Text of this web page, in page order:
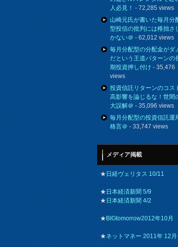
人必見！- 72,285 views
山崎元氏が書いた毎月分
型投信の批判には稚拙さ
かない＠- 62,012 views
毎月分配型の分配金がダ
だという王道パターンの
期投資押し付け- 35,476
views
投資信託リターンのコス
高影響を論じるな！世間
大誤解＠- 35,096 views
毎月分配型の投資信託運
格言＠- 33,747 views
メディア掲載
★日経ヴェリタス 10/11
★日本経済新聞 5/9
★日本経済新聞 4/2
★BIGtomorrow2012年10月
★ネットマネー 2011年 12